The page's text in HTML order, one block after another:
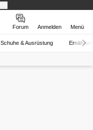
Forum Anmelden Menü
Schuhe & Ausrüstung